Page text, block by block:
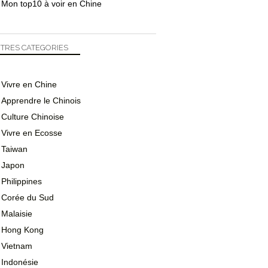
Mon top10 à voir en Chine
CATEGORIES
Vivre en Chine
Apprendre le Chinois
Culture Chinoise
Vivre en Ecosse
Taiwan
Japon
Philippines
Corée du Sud
Malaisie
Hong Kong
Vietnam
Indonésie